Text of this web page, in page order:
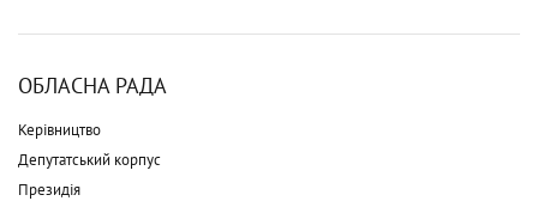
ОБЛАСНА РАДА
Керівництво
Депутатський корпус
Президія